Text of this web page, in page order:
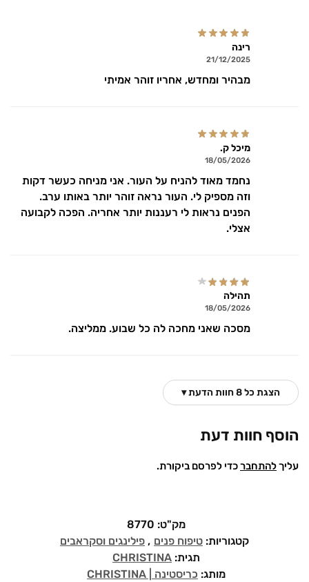
רינה
21/12/2025
מבהיר ומחדש, אחריו זוהר אמיתי
מיכל ק.
18/05/2026
נחמד מאוד להניח על העור. אני מניחה כעשר דקות
וזה מספיק לי. העור נראה זוהר יותר באותו ערב.
הפנים נראות לי רעננות יותר אחריה. הפכה לקבועה
אצלי.
תהילה
18/05/2026
מסכה שאני מחכה לה כל שבוע. ממליצה.
הצגת כל 8 חוות הדעת ▾
הוסף חוות דעת
עליךלהתחברכדי לפרסם ביקורת.
מק"ט: 8770
קטגוריות: טיפוח פנים , פילינגים וסקראבים
תגית: CHRISTINA
מותג: כריסטינה | CHRISTINA